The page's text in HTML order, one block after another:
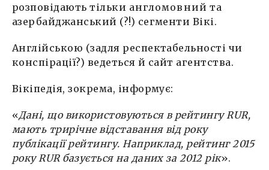
розповідають тільки англомовний та
азербайджанський (?!) сегменти Вікі.
Англійською (задля респектабельності чи
конспірації?) ведеться й сайт агентства.
Вікіпедія, зокрема, інформує:
«Дані, що використовуються в рейтингу RUR,
мають трирічне відставання від року
публікації рейтингу. Наприклад, рейтинг 2015
року RUR базується на даних за 2012 рік».